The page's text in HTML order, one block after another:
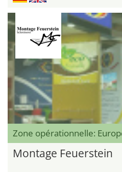
Zone opérationnelle:
Montage Feuerstein